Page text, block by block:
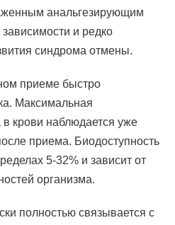
анальгезирующим
и редко
синдрома отмены.
приеме быстро
Maксимальная
крови наблюдается уже
приема. Биодоступность
5-32% и зависит от
организма.
полностью связывается с